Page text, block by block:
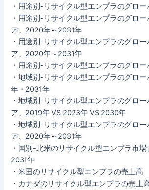
・用途別-リサイクル型エンプラのグロー
・用途別-リサイクル型エンプラのグロー
ア、2020年～2031年
・用途別-リサイクル型エンプラのグロー
ア、2020年～2031年
・用途別-リサイクル型エンプラのグロー
・地域別-リサイクル型エンプラのグロ
年・2031年
・地域別-リサイクル型エンプラのグロー
ア、2019年 VS 2023年 VS 2030年
・地域別-リサイクル型エンプラのグロー
ア、2020年～2031年
・国別-北米のリサイクル型エンプラ市
2031年
・米国のリサイクル型エンプラの売上高
・カナダのリサイクル型エンプラの売上